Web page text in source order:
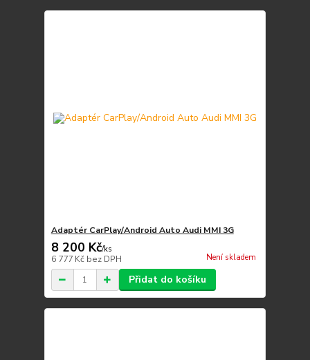
Adaptér CarPlay/Android Auto Audi MMI 3G
8 200 Kč/ks
6 777 Kč bez DPH Není skladem
Přidat do košíku